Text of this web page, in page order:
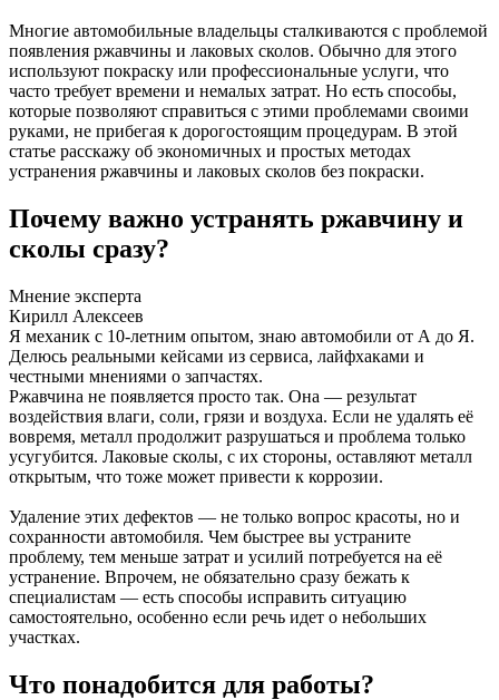
Многие автомобильные владельцы сталкиваются с проблемой
появления ржавчины и лаковых сколов. Обычно для этого
используют покраску или профессиональные услуги, что
часто требует времени и немалых затрат. Но есть способы,
которые позволяют справиться с этими проблемами своими
руками, не прибегая к дорогостоящим процедурам. В этой
статье расскажу об экономичных и простых методах
устранения ржавчины и лаковых сколов без покраски.
Почему важно устранять ржавчину и
сколы сразу?
Мнение эксперта
Кирилл Алексеев
Я механик с 10-летним опытом, знаю автомобили от А до Я.
Делюсь реальными кейсами из сервиса, лайфхаками и
честными мнениями о запчастях.
Ржавчина не появляется просто так. Она — результат
воздействия влаги, соли, грязи и воздуха. Если не удалять её
вовремя, металл продолжит разрушаться и проблема только
усугубится. Лаковые сколы, с их стороны, оставляют металл
открытым, что тоже может привести к коррозии.
Удаление этих дефектов — не только вопрос красоты, но и
сохранности автомобиля. Чем быстрее вы устраните
проблему, тем меньше затрат и усилий потребуется на её
устранение. Впрочем, не обязательно сразу бежать к
специалистам — есть способы исправить ситуацию
самостоятельно, особенно если речь идет о небольших
участках.
Что понадобится для работы?